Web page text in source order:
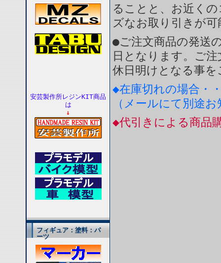
安芸製作所レジンKIT商品
は
↓
フィギュア：塗料：パ
ーツ
ることと、お近く
ズなお取り引きが
●ご注文商品の発送
日となります。ご
休日明けとなる事
◆在庫切れの場合・
（メールにて別途
◆代引きによる商品